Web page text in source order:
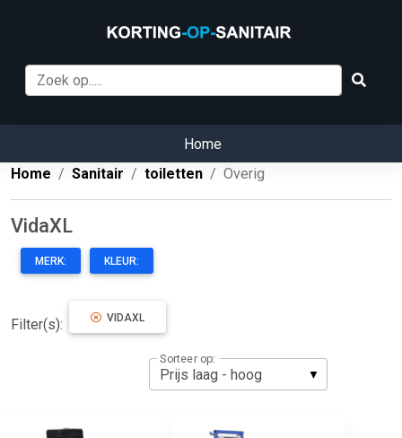
Home
Home
Sanitair toiletten Overig
VidaXL
MERK: KLEUR:
Filter(s): VIDAXL
Sorteer op: